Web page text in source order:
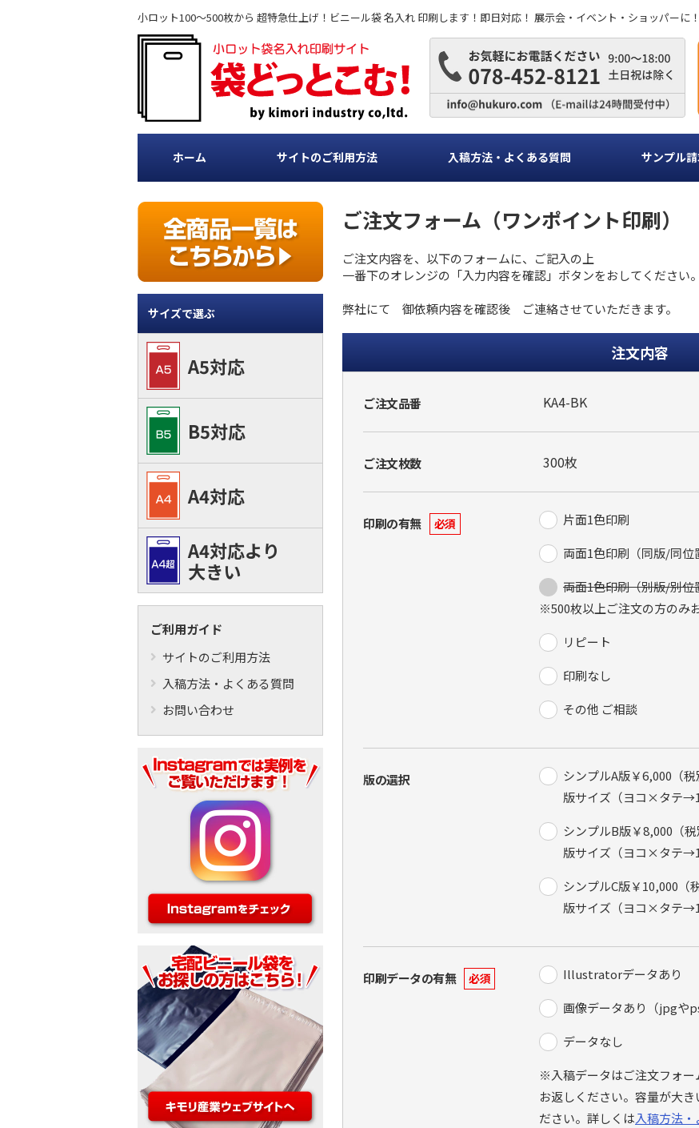
小ロット100～500枚から 超特急仕上げ！ビニール袋 名入れ 印刷します！即日対応！ 展示会・イベント・ショッパーに
ホーム サイトのご利用方法 入稿方法・よくある質問 サンプル
ご注文フォーム（ワンポイント印刷）
ご注文内容を、以下のフォームに、ご記入の上
一番下のオレンジの「入力内容を確認」ボタンをおしてください。
弊社にて 御依頼内容を確認後 ご連絡させていただきます。
注文内容
ご注文品番
ご注文枚数
印刷の有無 必須
片面1色印刷
両面1色印刷（同版/同
両面1色印刷（別版/別
※500枚以上ご注文の方のみ
リピート
印刷なし
その他 ご相談
版の選択
シンプルA版￥6,000（税
版サイズ（ヨコ×タテ
シンプルB版￥8,000（税
版サイズ（ヨコ×タテ
シンプルC版￥10,000（税
版サイズ（ヨコ×タテ
印刷データの有無 必須
Illustratorデータあり
画像データあり（jpgや
データなし
※入稿データはご注文フォー
お返しください。容量が大
ださい。詳しくは入稿方法
サイズで選ぶ
A5対応
B5対応
A4対応
A4対応より
大きい
ご利用ガイド
サイトのご利用方法
入稿方法・よくある質問
お問い合わせ